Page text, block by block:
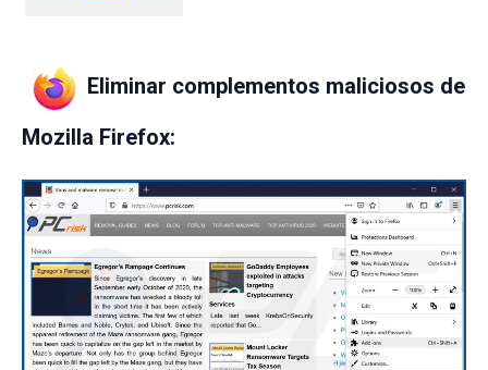
Eliminar complementos maliciosos de
Mozilla Firefox: